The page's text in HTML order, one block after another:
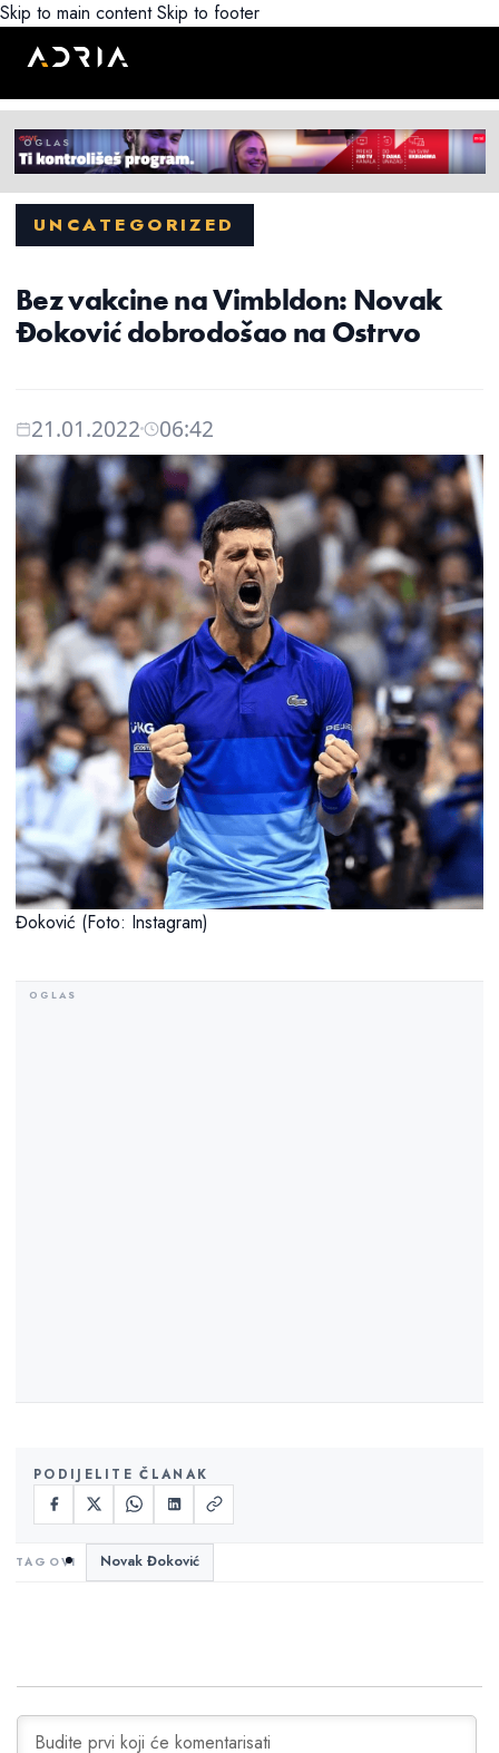
Skip to main content Skip to footer
UNCATEGORIZED
Bez vakcine na Vimbldon: Novak
Đoković dobrodošao na Ostrvo
21.01.2022 06:42
Đoković (Foto: Instagram)
PODIJELITE ČLANAK
Novak Đoković